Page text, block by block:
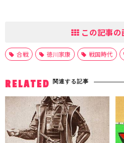
この記事
合戦 徳川家康 戦国時代
RELATED 関連する記事